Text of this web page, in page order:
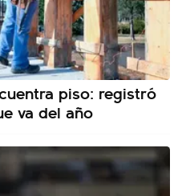
piso: registró
va del año